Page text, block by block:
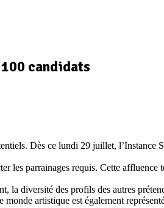
candidats
Dès ce lundi 29 juillet, l’Instance
les parrainages requis. Cette affluence
la diversité des profils des autres
artistique est également